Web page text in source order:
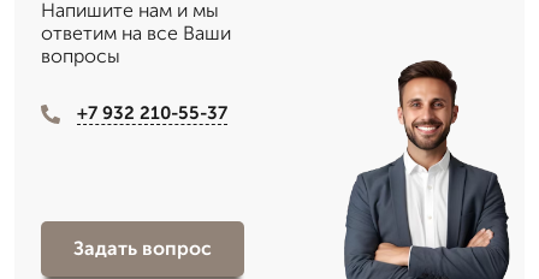
Напишите нам и мы
ответим на все Ваши
вопросы
+7 932 210-55-37
Задать вопрос